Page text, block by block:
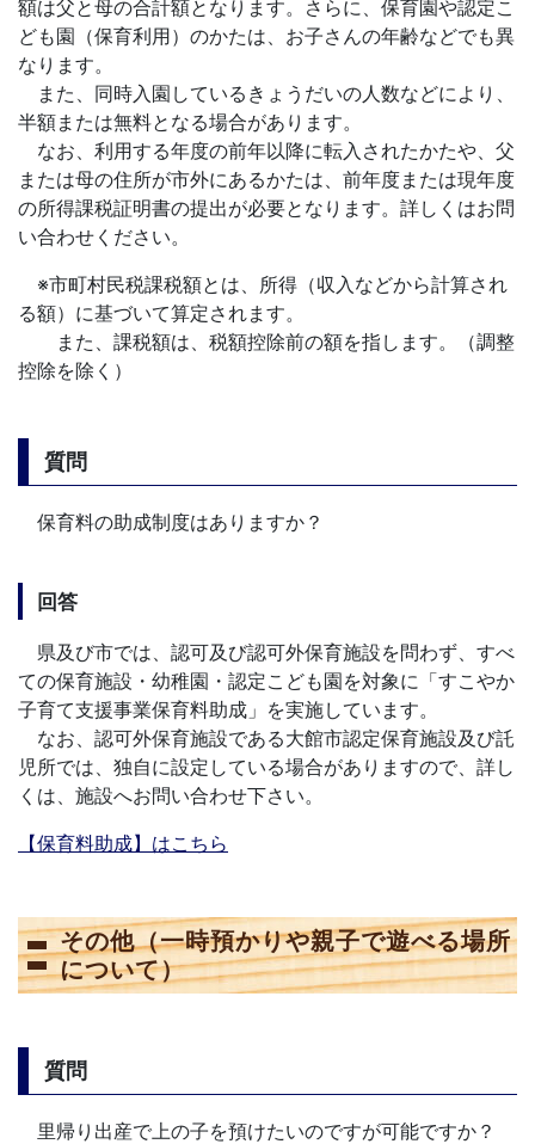
額は父と母の合計額となります。さらに、保育園や認定こ
ども園（保育利用）のかたは、お子さんの年齢などでも異
なります。
また、同時入園しているきょうだいの人数などにより、
半額または無料となる場合があります。
なお、利用する年度の前年以降に転入されたかたや、父
または母の住所が市外にあるかたは、前年度または現年度
の所得課税証明書の提出が必要となります。詳しくはお問
い合わせください。
※市町村民税課税額とは、所得（収入などから計算され
る額）に基づいて算定されます。
また、課税額は、税額控除前の額を指します。（調整
控除を除く）
質問
保育料の助成制度はありますか？
回答
県及び市では、認可及び認可外保育施設を問わず、すべ
ての保育施設・幼稚園・認定こども園を対象に「すこやか
子育て支援事業保育料助成」を実施しています。
なお、認可外保育施設である大館市認定保育施設及び託
児所では、独自に設定している場合がありますので、詳し
くは、施設へお問い合わせ下さい。
【保育料助成】はこちら
その他（一時預かりや親子で遊べる場所
について）
質問
里帰り出産で上の子を預けたいのですが可能ですか？